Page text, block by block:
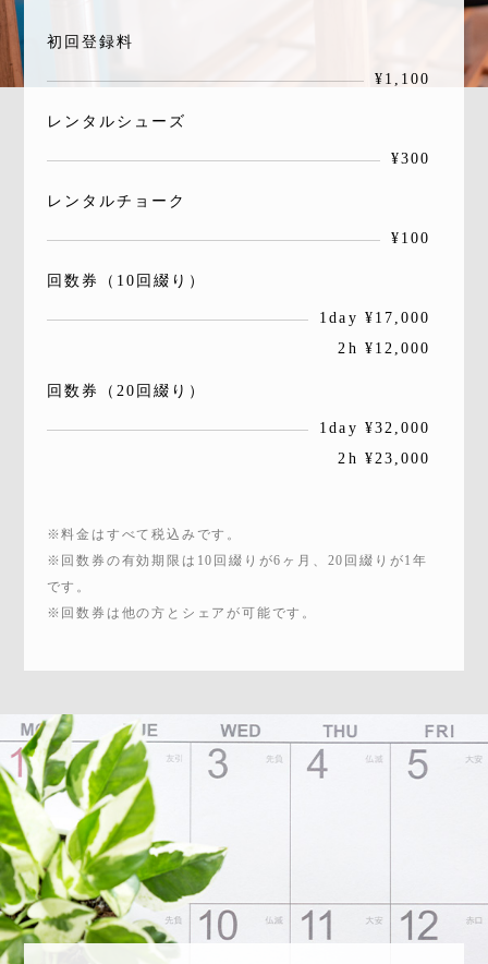
初回登録料
¥1,100
レンタルシューズ
¥300
レンタルチョーク
¥100
回数券（10回綴り）
1day ¥17,000
2h ¥12,000
回数券（20回綴り）
1day ¥32,000
2h ¥23,000
※料金はすべて税込みです。
※回数券の有効期限は10回綴りが6ヶ月、20回綴りが1年
です。
※回数券は他の方とシェアが可能です。